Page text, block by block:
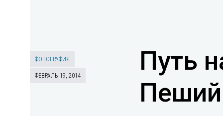
ФОТОГРАФИЯ
ФЕВРАЛЬ 19, 2014
Путь